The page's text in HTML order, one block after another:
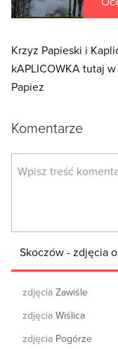
Krzyz Papieski i
kAPLICOWKA tutaj
Papiez
Komentarze
Skoczów - zdjęcia
zdjęcia Zawiśle
zdjęcia Wiślica
zdjęcia Pogórze